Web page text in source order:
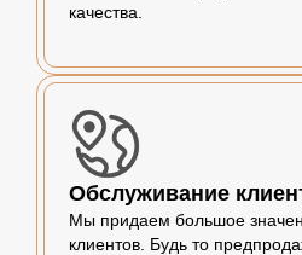
качества.
Обслуживание
Мы придаем большое
клиентов. Будь то